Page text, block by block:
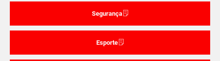
Segurança
Esporte